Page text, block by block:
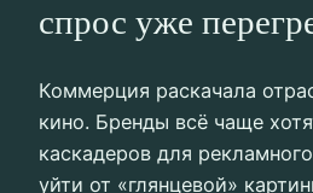
спрос уже
Коммерция раскачала
кино. Бренды всё чаще
каскадеров для
уйти от «глянцевой»